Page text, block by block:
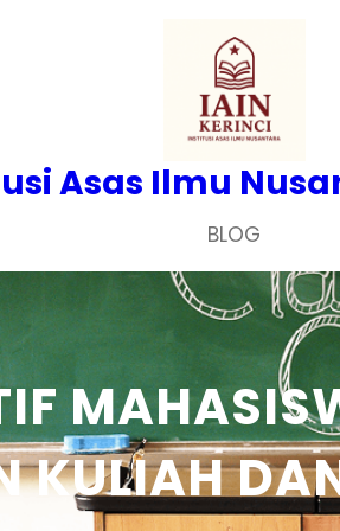
Asas Ilmu
BLOG
KULIAH